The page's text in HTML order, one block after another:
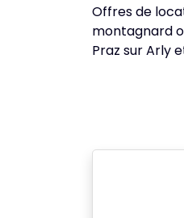
Offres de
montagnard
Praz sur Arly